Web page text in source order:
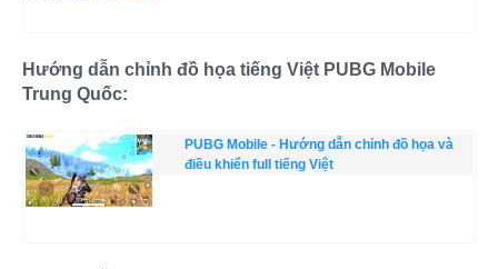
Hướng dẫn chỉnh đồ họa tiếng Việt PUBG Mobile
Trung Quốc:
PUBG Mobile - Hướng dẫn chỉnh đồ họa và
điều khiển full tiếng Việt